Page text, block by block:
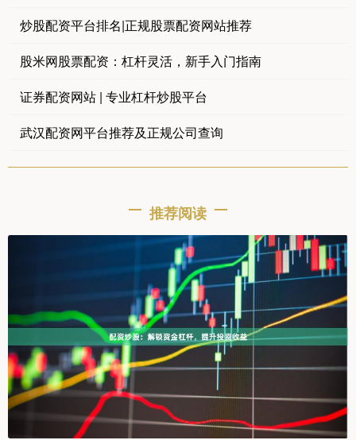
炒股配资平台排名|正规股票配资网站推荐
股米网股票配资：杠杆灵活，新手入门指南
证券配资网站 | 专业杠杆炒股平台
武汉配资网平台推荐及正规公司查询
推荐阅读